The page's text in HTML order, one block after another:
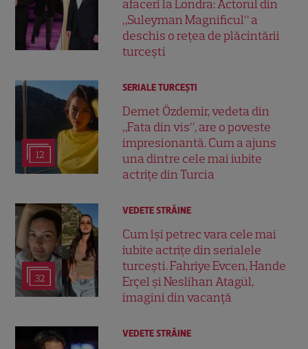
afaceri la Londra: Actorul din
„Suleyman Magnificul” a
deschis o rețea de plăcintării
turcești
12
SERIALE TURCEŞTI
Demet Özdemir, vedeta din
„Fata din vis”, are o poveste
impresionantă. Cum a ajuns
una dintre cele mai iubite
actrițe din Turcia
32
VEDETE STRĂINE
Cum își petrec vara cele mai
iubite actrițe din serialele
turcești. Fahriye Evcen, Hande
Erçel și Neslihan Atagül,
imagini din vacanță
VEDETE STRĂINE